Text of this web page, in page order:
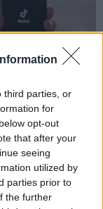
third parties, or
for
opt-out
that after your
seeing
utilized by
parties prior to
the further
prisižiūrėję
Transilvanijos
užpuolė